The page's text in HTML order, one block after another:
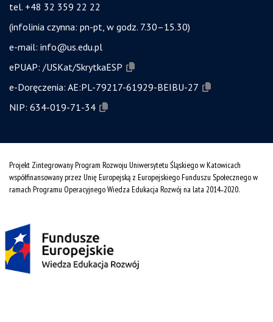
tel. +48 32 359 22 22
(infolinia czynna: pn-pt, w godz. 7.30–15.30)
e-mail: info@us.edu.pl
ePUAP: /USKat/SkrytkaESP
e-Doręczenia: AE:PL-79217-61929-BEIBU-27
NIP: 634-019-71-34
Projekt Zintegrowany Program Rozwoju Uniwersytetu Śląskiego w Katowicach
współfinansowany przez Unię Europejską z Europejskiego Funduszu Społecznego w
ramach Programu Operacyjnego Wiedza Edukacja Rozwój na lata 2014˗2020.